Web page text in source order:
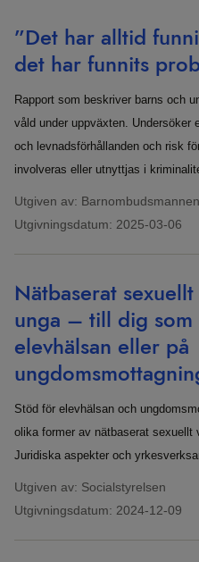
”Det har alltid
det har funnits
Rapport som beskriver barns och
våld under uppväxten. Undersöker
och levnadsförhållanden och risk
involveras eller utnyttjas i
Utgiven av: Barnombudsmannen
Utgivningsdatum: 2025-03-06
Nätbaserat
unga – till dig
elevhälsan eller på
Stöd för elevhälsan och
olika former av nätbaserat sexuellt
Juridiska aspekter och
Utgiven av: Socialstyrelsen
Utgivningsdatum: 2024-12-09